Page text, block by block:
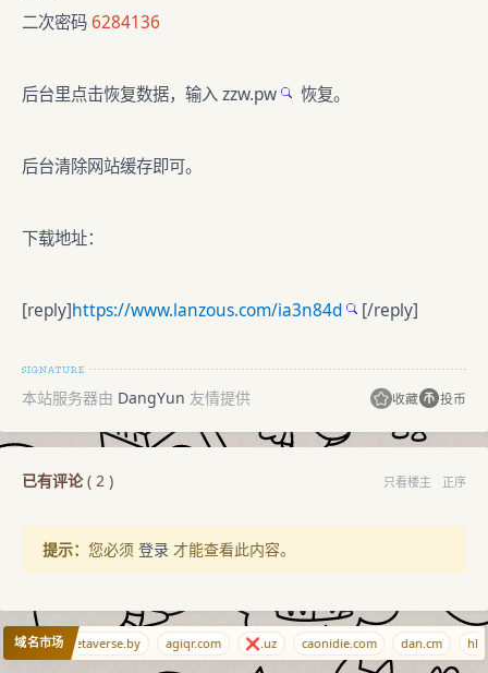
二次密码6284136
后台里点击恢复数据，输入zzw.pw 恢复。
后台清除网站缓存即可。
下载地址：
[reply]https://www.lanzous.com/ia3n84d [/reply]
本站服务器由 DangYun 友情提供 收藏 投币
已有评论( 2 ) 只看楼主 正序
提示： 您必须 登录 才能查看此内容。
域名市场metaverse.by agiqr.com ❌.uz caonidie.com dan.cm hh-